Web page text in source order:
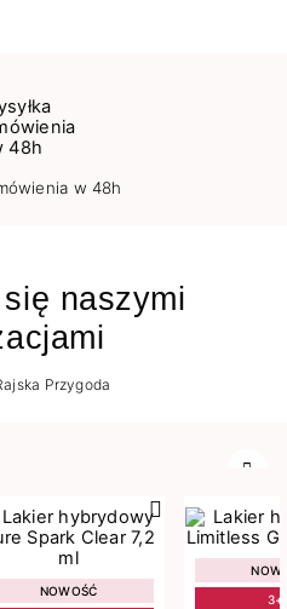
w 48h
naszymi
Przygoda
NOWOŚĆ